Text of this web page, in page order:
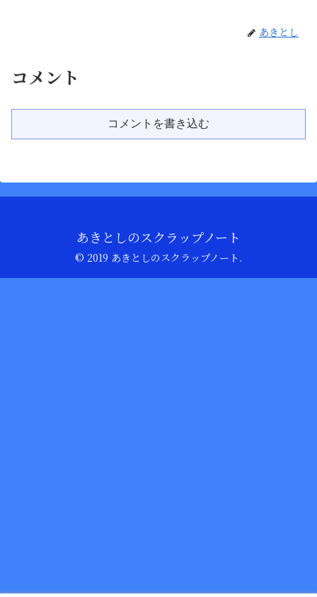
あきとし
コメント
コメントを書き込む
あきとしのスクラップノート
© 2019 あきとしのスクラップノート.